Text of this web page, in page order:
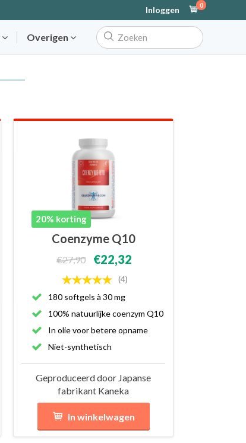
Inloggen 0
Overigen
20% korting
Coenzyme Q10
€27,90 €22,32
(4)
180 softgels à 30 mg
100% natuurlijke coenzym Q10
In olie voor betere opname
Niet-synthetisch
Geproduceerd door Japanse
fabrikant Kaneka
In winkelwagen